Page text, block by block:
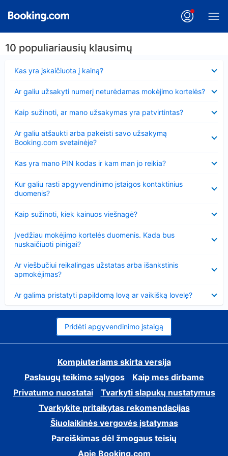
10 populiariausių klausimų
Kas yra įskaičiuota į kainą?
Ar galiu užsakyti numerį neturėdamas mokėjimo kortelės?
Kaip sužinoti, ar mano užsakymas yra patvirtintas?
Ar galiu atšaukti arba pakeisti savo užsakymą
Booking.com svetainėje?
Kas yra mano PIN kodas ir kam man jo reikia?
Kur galiu rasti apgyvendinimo įstaigos kontaktinius
duomenis?
Kaip sužinoti, kiek kainuos viešnagė?
Įvedžiau mokėjimo kortelės duomenis. Kada bus
nuskaičiuoti pinigai?
Ar viešbučiui reikalingas užstatas arba išankstinis
apmokėjimas?
Ar galima pristatyti papildomą lovą ar vaikišką lovelę?
Pridėti apgyvendinimo įstaigą
Kompiuteriams skirta versija
Paslaugų teikimo sąlygos
Kaip mes dirbame
Privatumo nuostatai
Tvarkyti slapukų nustatymus
Tvarkykite pritaikytas rekomendacijas
Šiuolaikinės vergovės įstatymas
Pareiškimas dėl žmogaus teisių
Apie Booking.com